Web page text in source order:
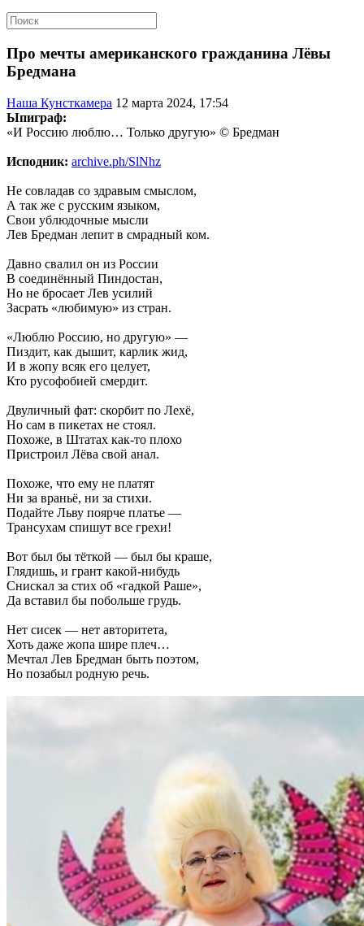
Про мечты американского гражданина Лёвы
Бредмана
Наша Кунсткамера 12 марта 2024, 17:54
Ыпиграф:
«И Россию люблю… Только другую» © Бредман
Исподник: archive.ph/SlNhz
Не совладав со здравым смыслом,
А так же с русским языком,
Свои ублюдочные мысли
Лев Бредман лепит в смрадный ком.
Давно свалил он из России
В соединённый Пиндостан,
Но не бросает Лев усилий
Засрать «любимую» из стран.
«Люблю Россию, но другую» —
Пиздит, как дышит, карлик жид,
И в жопу всяк его целует,
Кто русофобией смердит.
Двуличный фат: скорбит по Лехё,
Но сам в пикетах не стоял.
Похоже, в Штатах как-то плохо
Пристроил Лёва свой анал.
Похоже, что ему не платят
Ни за враньё, ни за стихи.
Подайте Льву поярче платье —
Трансухам спишут все грехи!
Вот был бы тёткой — был бы краше,
Глядишь, и грант какой-нибудь
Снискал за стих об «гадкой Раше»,
Да вставил бы побольше грудь.
Нет сисек — нет авторитета,
Хоть даже жопа шире плеч…
Мечтал Лев Бредман быть поэтом,
Но позабыл родную речь.